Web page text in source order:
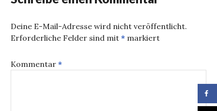
Deine E-Mail-Adresse wird nicht veröffentlicht.
Erforderliche Felder sind mit* markiert
Kommentar*